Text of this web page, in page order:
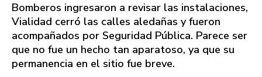
Bomberos ingresaron a revisar las instalaciones,
Vialidad cerró las calles aledañas y fueron
acompañados por Seguridad Pública. Parece ser
que no fue un hecho tan aparatoso, ya que su
permanencia en el sitio fue breve.